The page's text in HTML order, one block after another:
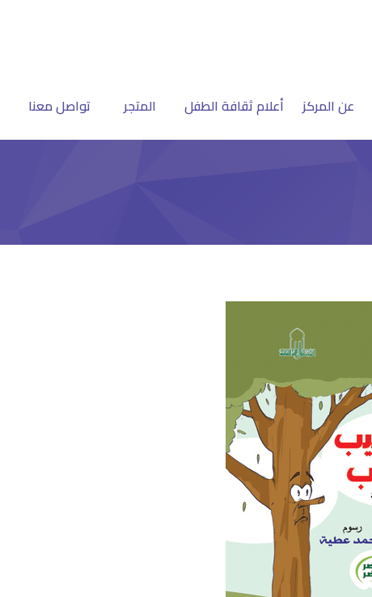
عن المركز أعلام ثقافة الطفل المتجر تواصل معنا